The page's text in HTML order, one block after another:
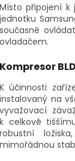
Místo připojení k
jednotku
současně
ovladačem.
Kompresor
K účinnosti
instalovaný na
vyvažovací
k celkově
robustní
mimořádnou